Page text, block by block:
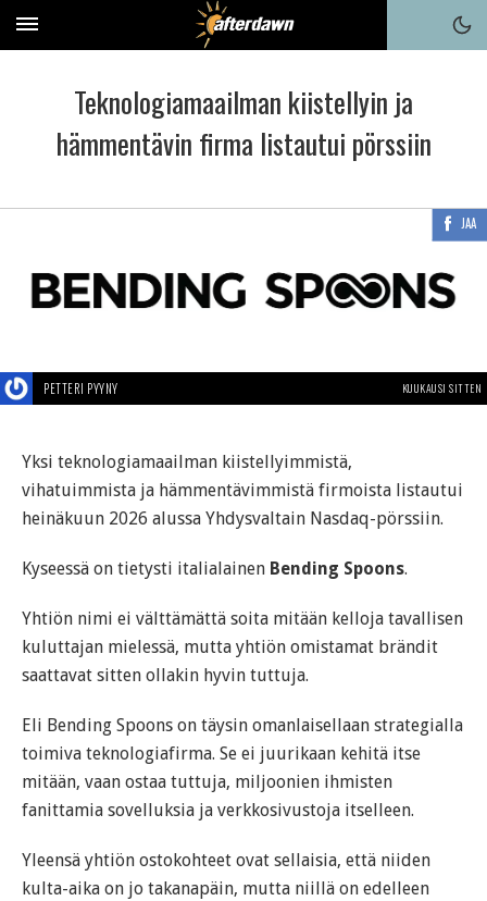
Teknologiamaailman kiistellyin ja
hämmentävin firma listautui pörssiin
JAA
PETTERI PYYNY KUUKAUSI SITTEN
Yksi teknologiamaailman kiistellyimmistä,
vihatuimmista ja hämmentävimmistä firmoista listautui
heinäkuun 2026 alussa Yhdysvaltain Nasdaq-pörssiin.
Kyseessä on tietysti italialainen Bending Spoons.
Yhtiön nimi ei välttämättä soita mitään kelloja tavallisen
kuluttajan mielessä, mutta yhtiön omistamat brändit
saattavat sitten ollakin hyvin tuttuja.
Eli Bending Spoons on täysin omanlaisellaan strategialla
toimiva teknologiafirma. Se ei juurikaan kehitä itse
mitään, vaan ostaa tuttuja, miljoonien ihmisten
fanittamia sovelluksia ja verkkosivustoja itselleen.
Yleensä yhtiön ostokohteet ovat sellaisia, että niiden
kulta-aika on jo takanapäin, mutta niillä on edelleen